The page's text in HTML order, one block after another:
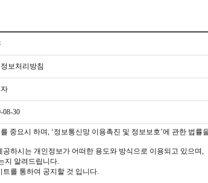
보처리방침
08-30
중요시 하며, ‘정보통신망 이용촉진 및 정보보호’에 관한 법률
하시는 개인정보가 어떠한 용도와 방식으로 이용되고 있으며,
지 알려드립니다.
를 통하여 공지할 것 입니다.